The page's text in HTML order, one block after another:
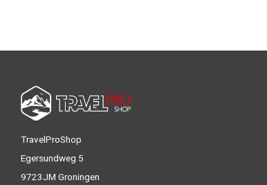
TravelProShop
Egersundweg 5
9723JM Groningen